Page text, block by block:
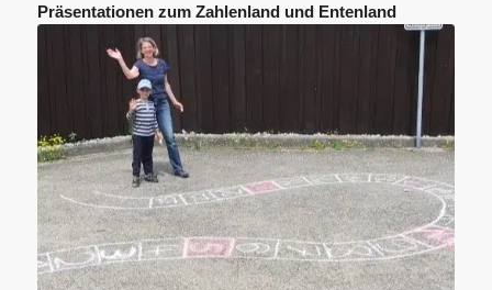
Präsentationen zum Zahlenland und Entenland